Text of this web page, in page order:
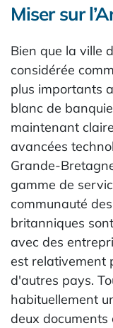
Miser sur
Bien que la ville
considérée
plus importants
blanc de
maintenant
avancées
Grande-
gamme de
communauté
britanniques
avec des
est relativement
d'autres pays.
habituellement
deux